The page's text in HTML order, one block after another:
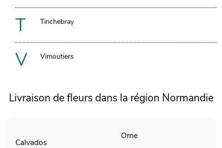
T Tinchebray
V Vimoutiers
Livraison de fleurs dans la région Normandie
Calvados
Orne